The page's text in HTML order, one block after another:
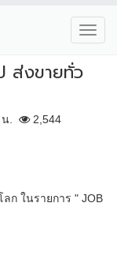
ส่งขายทั่ว
น. 2,544